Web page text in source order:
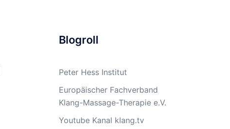
Blogroll
Peter Hess Institut
Europäischer Fachverband
Klang-Massage-Therapie e.V.
Youtube Kanal klang.tv